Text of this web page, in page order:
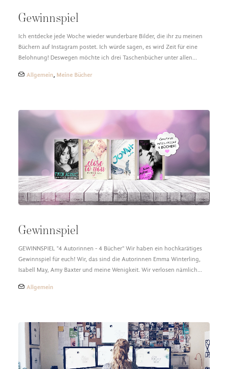
Gewinnspiel
Ich entdecke jede Woche wieder wunderbare Bilder, die ihr zu meinen
Büchern auf Instagram postet. Ich würde sagen, es wird Zeit für eine
Belohnung! Deswegen möchte ich drei Taschenbücher unter allen…
Allgemein, Meine Bücher
Gewinnspiel
GEWINNSPIEL "4 Autorinnen - 4 Bücher" Wir haben ein hochkarätiges
Gewinnspiel für euch! Wir, das sind die Autorinnen Emma Winterling,
Isabell May, Amy Baxter und meine Wenigkeit. Wir verlosen nämlich…
Allgemein